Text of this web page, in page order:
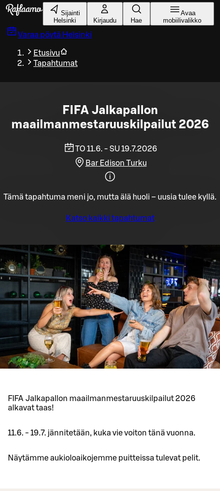
Siirry pääsisältöön
Sijainti
Helsinki
Kirjaudu Hae
Avaa
mobiilivalikko
Varaa pöytä Helsinki
Etusivu
Tapahtumat
FIFA Jalkapallon
maailmanmestaruuskilpailut 2026
TO 11.6. - SU 19.7.2026
Bar Edison Turku
Tämä tapahtuma meni jo, mutta älä huoli – uusia tulee kyllä.
Katso kaikki tapahtumat
FIFA Jalkapallon maailmanmestaruuskilpailut 2026
alkavat taas!
11.6. - 19.7. jännitetään, kuka vie voiton tänä vuonna.
Näytämme aukioloaikojemme puitteissa tulevat pelit.